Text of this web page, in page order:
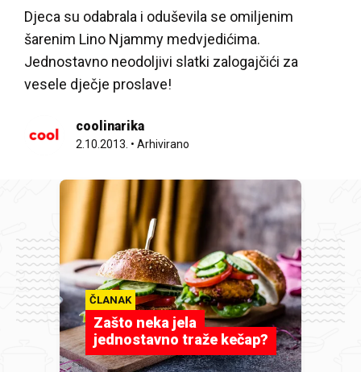
Djeca su odabrala i oduševila se omiljenim
šarenim Lino Njammy medvjedićima.
Jednostavno neodoljivi slatki zalogajčići za
vesele dječje proslave!
coolinarika
2.10.2013. • Arhivirano
ČLANAK
Zašto neka jela
jednostavno traže kečap?